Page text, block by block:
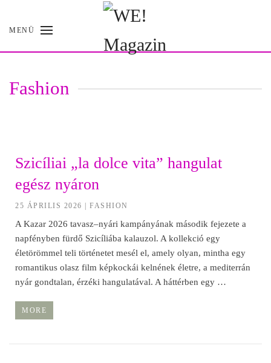
Skip
MENÜ
Fashion
Szicíliai „la dolce vita” hangulat
egész nyáron
25 ÁPRILIS 2026 | FASHION
A Kazar 2026 tavasz–nyári kampányának második fejezete a
napfényben fürdő Szicíliába kalauzol. A kollekció egy
életörömmel teli történetet mesél el, amely olyan, mintha egy
romantikus olasz film képkockái kelnének életre, a mediterrán
nyár gondtalan, érzéki hangulatával. A háttérben egy …
MORE